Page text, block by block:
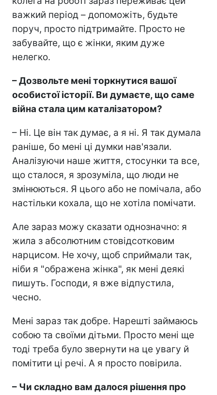
важкий період – допоможіть, будьте
поруч, просто підтримайте. Просто не
забувайте, що є жінки, яким дуже
нелегко.
– Дозвольте мені торкнутися вашої
особистої історії. Ви думаєте, що саме
війна стала цим каталізатором?
– Ні. Це він так думає, а я ні. Я так думала
раніше, бо мені ці думки нав'язали.
Аналізуючи наше життя, стосунки та все,
що сталося, я зрозуміла, що люди не
змінюються. Я цього або не помічала, або
настільки кохала, що не хотіла помічати.
Але зараз можу сказати однозначно: я
жила з абсолютним стовідсотковим
нарцисом. Не хочу, щоб сприймали так,
ніби я "ображена жінка", як мені деякі
пишуть. Господи, я вже відпустила,
чесно.
Мені зараз так добре. Нарешті займаюсь
собою та своїми дітьми. Просто мені ще
тоді треба було звернути на це увагу й
помітити ці речі. А я просто повірила.
– Чи складно вам далося рішення про